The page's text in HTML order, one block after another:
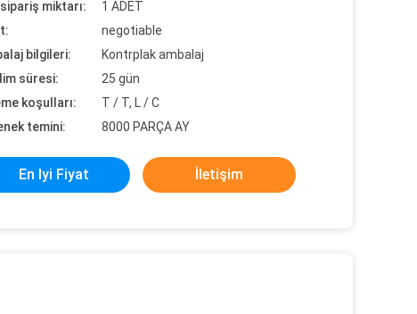
miktarı:
1 ADET
negotiable
bilgileri:
Kontrplak ambalaj
süresi:
25 gün
koşulları:
T / T, L / C
temini:
8000 PARÇA AY
En Iyi Fiyat İletişim